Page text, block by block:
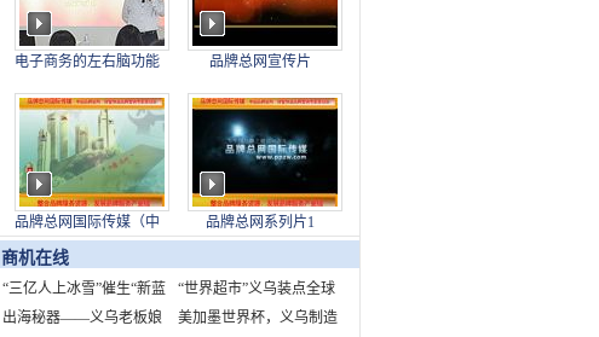
电子商务的左右脑功能
的现实意义
品牌总网宣传片
品牌总网国际传媒（中
国）股份发展有限公司
品牌总网系列片1
商机在线
“三亿人上冰雪”催生“新蓝
海”：中国为世界冰雪产业
“世界超市”义乌装点全球
快乐节庆
出海秘器——义乌老板娘
美加墨世界杯，义乌制造